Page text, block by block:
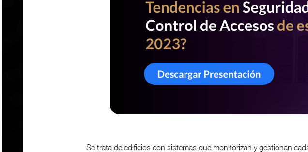
Se trata de edificios con sistemas que monitorizan y gestionan